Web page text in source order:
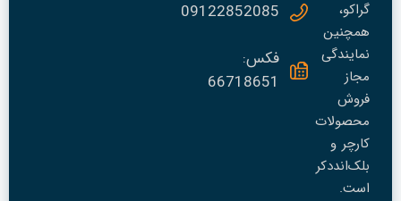
گراکو،
همچنین
نمایندگی
مجاز
فروش
محصولات
کارچر و
بلک‌انددکر
است.
09122852085
فکس:
66718651